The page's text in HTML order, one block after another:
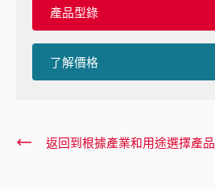
產品型錄
了解價格
返回到根據產業和用途選擇產品